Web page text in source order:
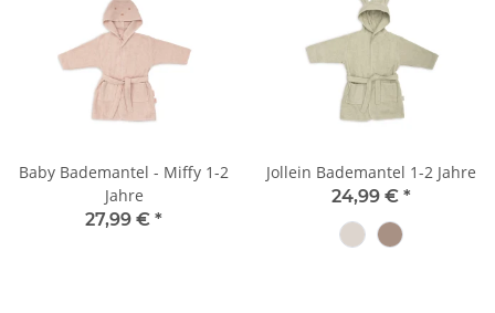
Baby Bademantel - Miffy 1-2
Jahre
27,99 € *
Jollein Bademantel 1-2 Jahre
24,99 € *